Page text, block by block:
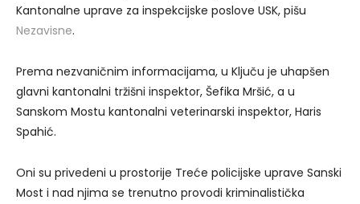
Kantonalne uprave za inspekcijske poslove USK, pišu
Nezavisne.
Prema nezvaničnim informacijama, u Ključu je uhapšen
glavni kantonalni tržišni inspektor, Šefika Mršić, a u
Sanskom Mostu kantonalni veterinarski inspektor, Haris
Spahić.
Oni su privedeni u prostorije Treće policijske uprave Sanski
Most i nad njima se trenutno provodi kriminalistička